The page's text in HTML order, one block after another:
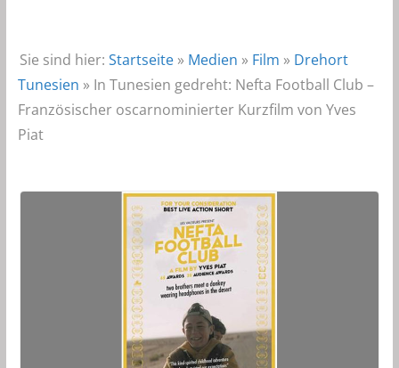
Sie sind hier: Startseite» Medien » Film » Drehort
Tunesien » In Tunesien gedreht: Nefta Football Club –
Französischer oscarnominierter Kurzfilm von Yves
Piat